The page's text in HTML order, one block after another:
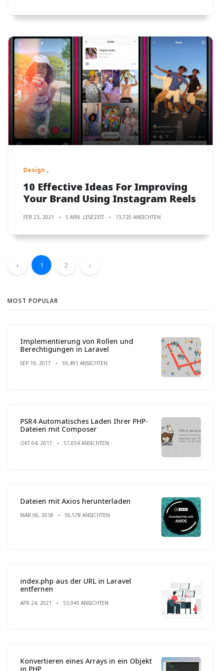
Design
10 Effective Ideas For Improving
Your Brand Using Instagram Reels
FEB 23, 2021 5 MIN. LESEZEIT 13,720 ANSICHTEN
‹ 1 2 ›
MOST POPULAR
Implementierung von Rollen und
Berechtigungen in Laravel
SEP 19, 2017 59,491 ANSICHTEN
PSR4 Automatisches Laden Ihrer PHP-
Dateien mit Composer
OKT 04, 2017 57,654 ANSICHTEN
Dateien mit Axios herunterladen
MÄR 06, 2018 56,578 ANSICHTEN
index.php aus der URL in Laravel
entfernen
APR 24, 2021 53,945 ANSICHTEN
Konvertieren eines Arrays in ein Objekt
in PHP